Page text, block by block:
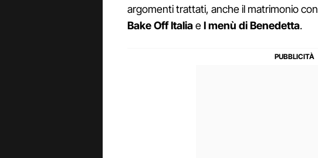
argomenti trattati, anche il matrimonio con
Bake Off ItaliaeI menù di Benedetta.